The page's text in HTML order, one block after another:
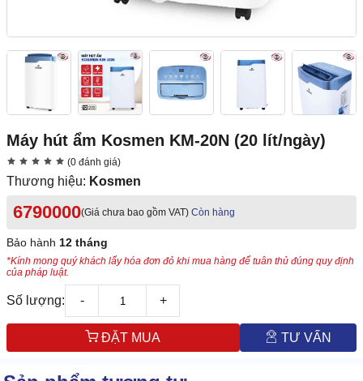
Máy hút ẩm Kosmen KM-20N (20 lít/ngày)
(0 đánh giá)
Thương hiệu: Kosmen
6790000(Giá chưa bao gồm VAT) Còn hàng
Bảo hành 12 tháng
*Kính mong quý khách lấy hóa đơn đỏ khi mua hàng để tuân thủ đúng quy định
của pháp luật.
Số lượng: - +
ĐẶT MUA TƯ VẤN